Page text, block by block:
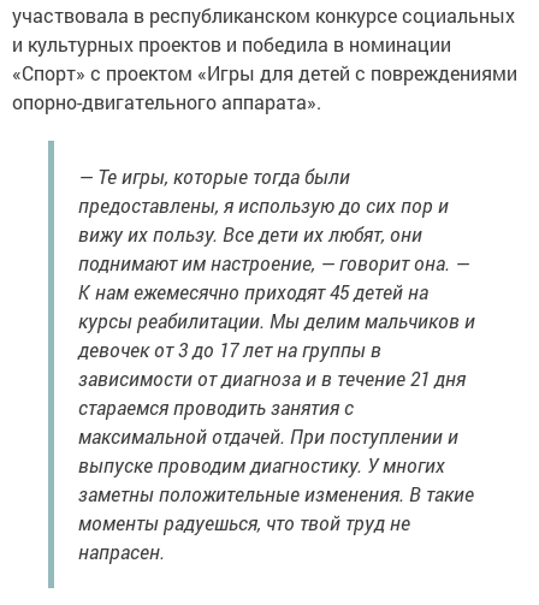
участвовала в республиканском конкурсе социальных
и культурных проектов и победила в номинации
«Спорт» с проектом «Игры для детей с повреждениями
опорно-двигательного аппарата».
— Те игры, которые тогда были
предоставлены, я использую до сих пор и
вижу их пользу. Все дети их любят, они
поднимают им настроение, — говорит она. —
К нам ежемесячно приходят 45 детей на
курсы реабилитации. Мы делим мальчиков и
девочек от 3 до 17 лет на группы в
зависимости от диагноза и в течение 21 дня
стараемся проводить занятия с
максимальной отдачей. При поступлении и
выпуске проводим диагностику. У многих
заметны положительные изменения. В такие
моменты радуешься, что твой труд не
напрасен.